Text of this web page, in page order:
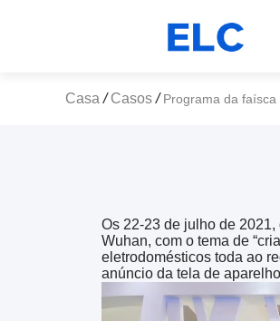
Casa / Casos / Programa da faísca
Os 22-23 de julho de
Wuhan, com o tema de
eletrodomésticos toda ao
anúncio da tela de